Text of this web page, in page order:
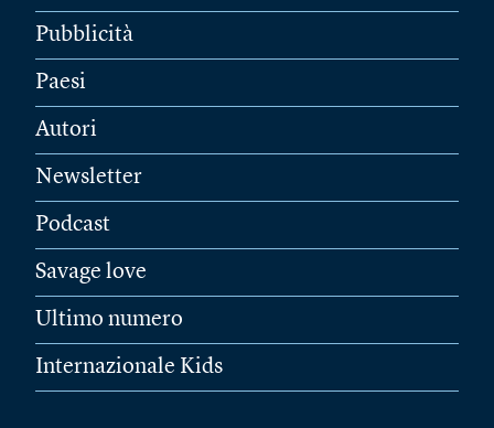
Pubblicità
Paesi
Autori
Newsletter
Podcast
Savage love
Ultimo numero
Internazionale Kids